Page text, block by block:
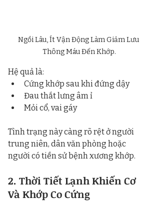
Ngồi Lâu, Ít Vận Động Làm Giảm Lưu
Thông Máu Đến Khớp.
Hệ quả là:
Cứng khớp sau khi đứng dậy
Đau thắt lưng âm ỉ
Mỏi cổ, vai gáy
Tình trạng này càng rõ rệt ở người
trung niên, dân văn phòng hoặc
người có tiền sử bệnh xương khớp.
2. Thời Tiết Lạnh Khiến Cơ
Và Khớp Co Cứng